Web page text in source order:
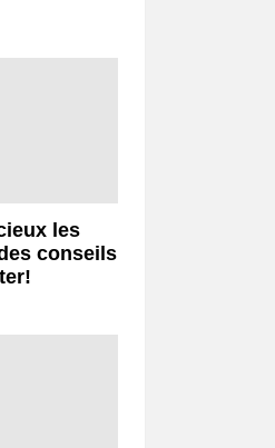
les
conseils